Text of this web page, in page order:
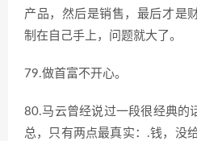
产品，然后是销售，最后才是
制在自己手上，问题就大了。
79.做首富不开心。
80.马云曾经说过一段很经典的
总，只有两点最真实：.钱，没